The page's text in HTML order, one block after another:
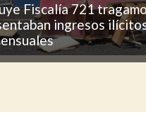
Fiscalía 721
ingresos